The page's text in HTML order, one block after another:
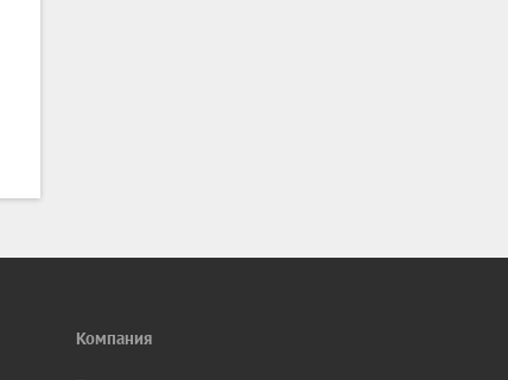
Компания